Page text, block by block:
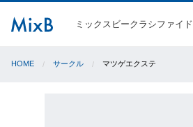
ミックスビークラシファイド
HOME サークル マツゲエクステ